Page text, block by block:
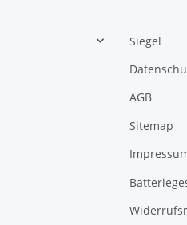
Siegel
AGB
Sitemap